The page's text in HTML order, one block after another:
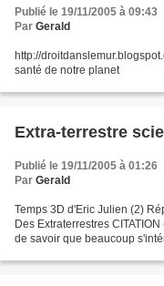
Publié le 19/11/2005 à 09:43
Par Gerald
http://
santé de notre planet
Extra-terrestre
Publié le 19/11/2005 à 01:26
Par Gerald
Temps 3D d'Eric Julien (2)
Des Extraterrestres
de savoir que beaucoup